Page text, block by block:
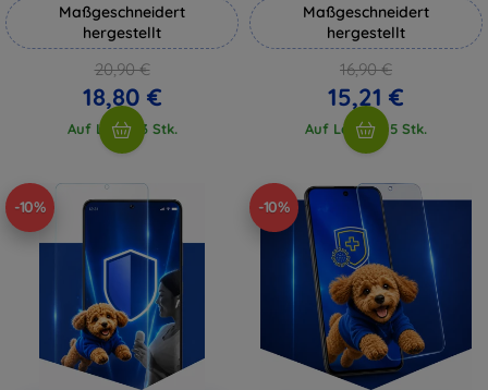
Maßgeschneidert
hergestellt
20,90 €
18,80 €
Auf Lager 3 Stk.
Maßgeschneidert
hergestellt
16,90 €
15,21 €
Auf Lager > 5 Stk.
-10% -10%